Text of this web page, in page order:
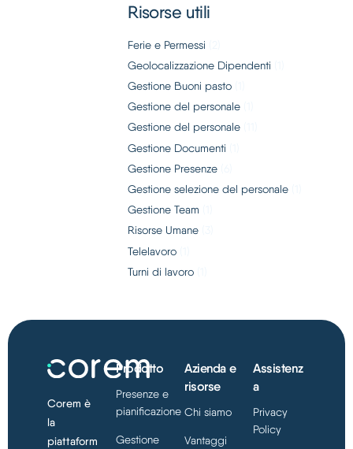
Risorse utili
Ferie e Permessi
Geolocalizzazione Dipendenti
Gestione Buoni pasto
Gestione del personale
Gestione del personale
Gestione Documenti
Gestione Presenze
Gestione selezione del personale
Gestione Team
Risorse Umane
Telelavoro
Turni di lavoro
Corem è
la
piattaform
Prodotto
Presenze e
pianificazione
Gestione
Azienda e
risorse
Chi siamo
Vantaggi
Assistenz
a
Privacy
Policy